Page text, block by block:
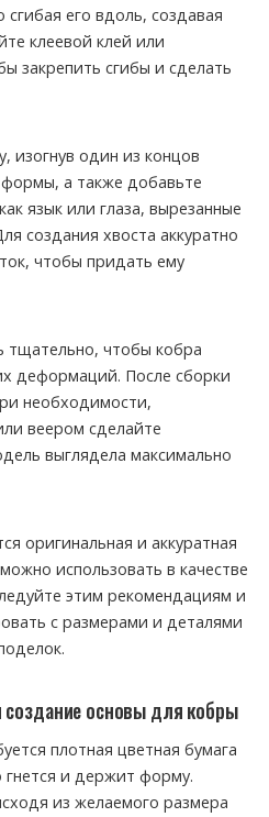
сгибая его вдоль, создавая
клеевой клей или
закрепить сгибы и сделать
изогнув один из концов
а также добавьте
язык или глаза, вырезанные
создания хвоста аккуратно
чтобы придать ему
тщательно, чтобы кобра
деформаций. После сборки
необходимости,
веером сделайте
выглядела максимально
оригинальная и аккуратная
использовать в качестве
этим рекомендациям и
с размерами и деталями
создание основы для кобры
плотная цветная бумага
гнется и держит форму.
из желаемого размера